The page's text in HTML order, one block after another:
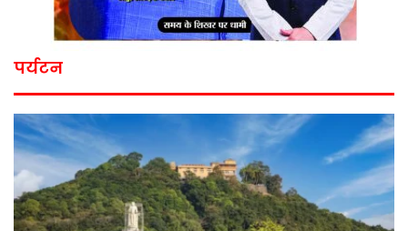
पर्यटन